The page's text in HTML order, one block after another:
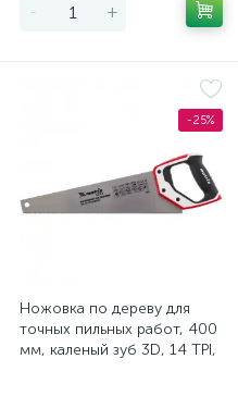
- +
-25%
Ножовка по дереву для
точных пильных работ, 400
мм, каленый зуб 3D, 14 TPI,